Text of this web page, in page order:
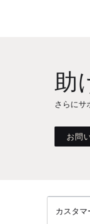
助
さらにサ
お問
カスタマ